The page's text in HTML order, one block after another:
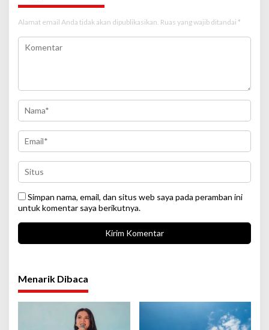
Alamat email Anda tidak akan dipublikasikan. Ruas yang wajib ditandai *
Simpan nama, email, dan situs web saya pada peramban ini
untuk komentar saya berikutnya.
Menarik Dibaca